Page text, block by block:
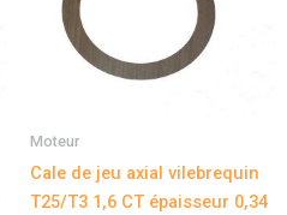
Moteur
Cale de jeu axial vilebrequin
T25/T3 1,6 CT épaisseur 0,34